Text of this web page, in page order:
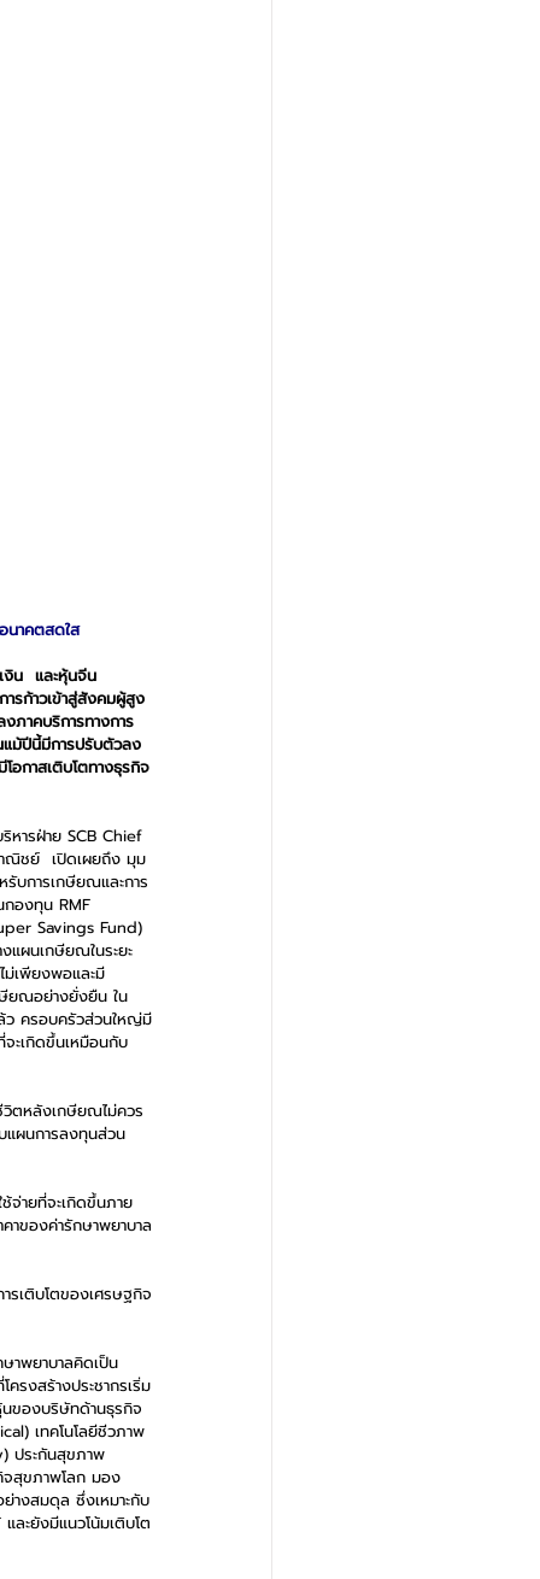
นาคตสดใส
งิน  และหุ้นจีน
รก้าวเข้าสู่สังคมผู้สูง
ภาคบริการทางการ
แม้ปีนี้มีการปรับตัวลง
อกาสเติบโตทางธุรกิจ
ารฝ่าย SCB Chief
ณิชย์  เปิดเผยถึง มุม
บการเกษียณและการ
กองทุน RMF
Savings Fund)
แผนเกษียณในระยะ
ม่เพียงพอและมี
ษียณอย่างยั่งยืน ใน
ว ครอบครัวส่วนใหญ่มี
ะเกิดขึ้นเหมือนกับ
วิตหลังเกษียณไม่ควร
แผนการลงทุนส่วน
จ่ายที่จะเกิดขึ้นภาย
าของค่ารักษาพยาบาล
รเติบโตของเศรษฐกิจ
ษาพยาบาลคิดเป็น
รงสร้างประชากรเริ่ม
นของบริษัทด้านธุรกิจ
เทคโนโลยีชีวภาพ
ประกันสุขภาพ
สุขภาพโลก มอง
างสมดุล ซึ่งเหมาะกับ
ละยังมีแนวโน้มเติบโต